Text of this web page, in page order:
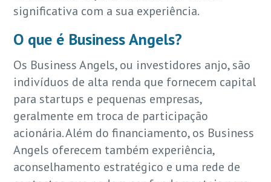
significativa com a sua experiência.
O que é Business Angels?
Os Business Angels, ou investidores anjo, são
indivíduos de alta renda que fornecem capital
para startups e pequenas empresas,
geralmente em troca de participação
acionária. Além do financiamento, os Business
Angels oferecem também experiência,
aconselhamento estratégico e uma rede de